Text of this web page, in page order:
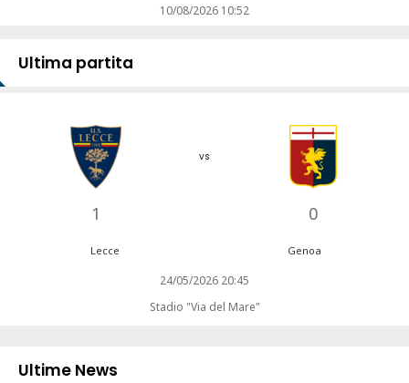
10/08/2026 10:52
Ultima partita
1
vs
0
Lecce Genoa
24/05/2026 20:45
Stadio "Via del Mare"
Ultime News